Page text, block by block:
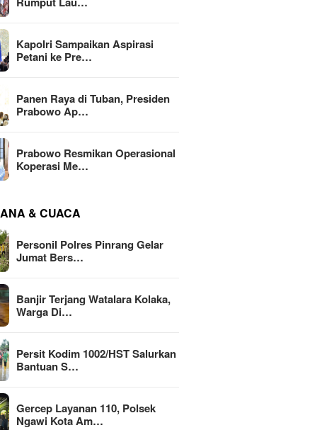
Kapolri Sampaikan Aspirasi
Petani ke Pre…
Panen Raya di Tuban, Presiden
Prabowo Ap…
Prabowo Resmikan Operasional
Koperasi Me…
& CUACA
Personil Polres Pinrang Gelar
Jumat Bers…
Banjir Terjang Watalara Kolaka,
Warga Di…
Persit Kodim 1002/HST Salurkan
Bantuan S…
Gercep Layanan 110, Polsek
Ngawi Kota Am…